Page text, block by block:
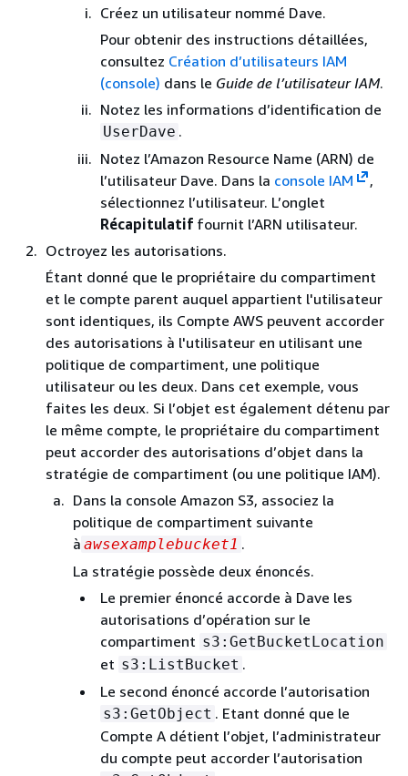
Créez un utilisateur nommé Dave.
Pour obtenir des instructions détaillées,
consultez Création d’utilisateurs IAM
(console) dans le Guide de l’utilisateur IAM.
Notez les informations d’identification de
UserDave .
Notez l’Amazon Resource Name (ARN) de
l’utilisateur Dave. Dans la console IAM
,
sélectionnez l’utilisateur. L’onglet
Récapitulatif fournit l’ARN utilisateur.
Octroyez les autorisations.
Étant donné que le propriétaire du compartiment
et le compte parent auquel appartient l'utilisateur
sont identiques, ils Compte AWS peuvent accorder
des autorisations à l'utilisateur en utilisant une
politique de compartiment, une politique
utilisateur ou les deux. Dans cet exemple, vous
faites les deux. Si l’objet est également détenu par
le même compte, le propriétaire du compartiment
peut accorder des autorisations d’objet dans la
stratégie de compartiment (ou une politique IAM).
Dans la console Amazon S3, associez la
politique de compartiment suivante
à awsexamplebucket1 .
La stratégie possède deux énoncés.
Le premier énoncé accorde à Dave les
autorisations d’opération sur le
compartiment s3:GetBucketLocation
et s3:ListBucket .
Le second énoncé accorde l’autorisation
s3:GetObject . Etant donné que le
Compte A détient l’objet, l’administrateur
du compte peut accorder l’autorisation